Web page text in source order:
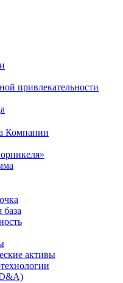
привлекательности
Компании
база
активы